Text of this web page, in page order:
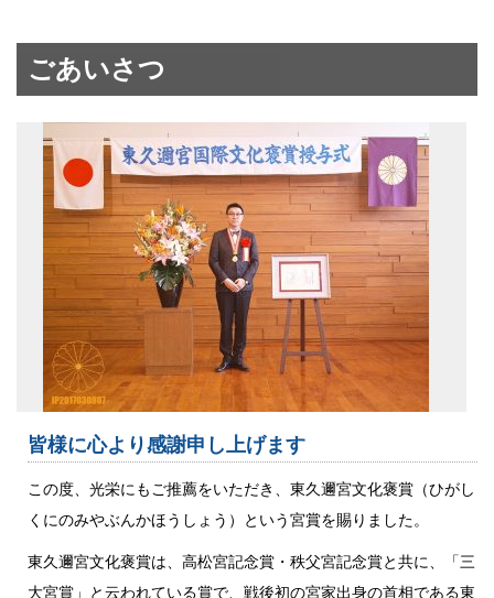
ごあいさつ
皆様に心より感謝申し上げます
この度、光栄にもご推薦をいただき、東久邇宮文化褒賞（ひがし
くにのみやぶんかほうしょう）という宮賞を賜りました。
東久邇宮文化褒賞は、高松宮記念賞・秩父宮記念賞と共に、「三
大宮賞」と云われている賞で、戦後初の宮家出身の首相である東